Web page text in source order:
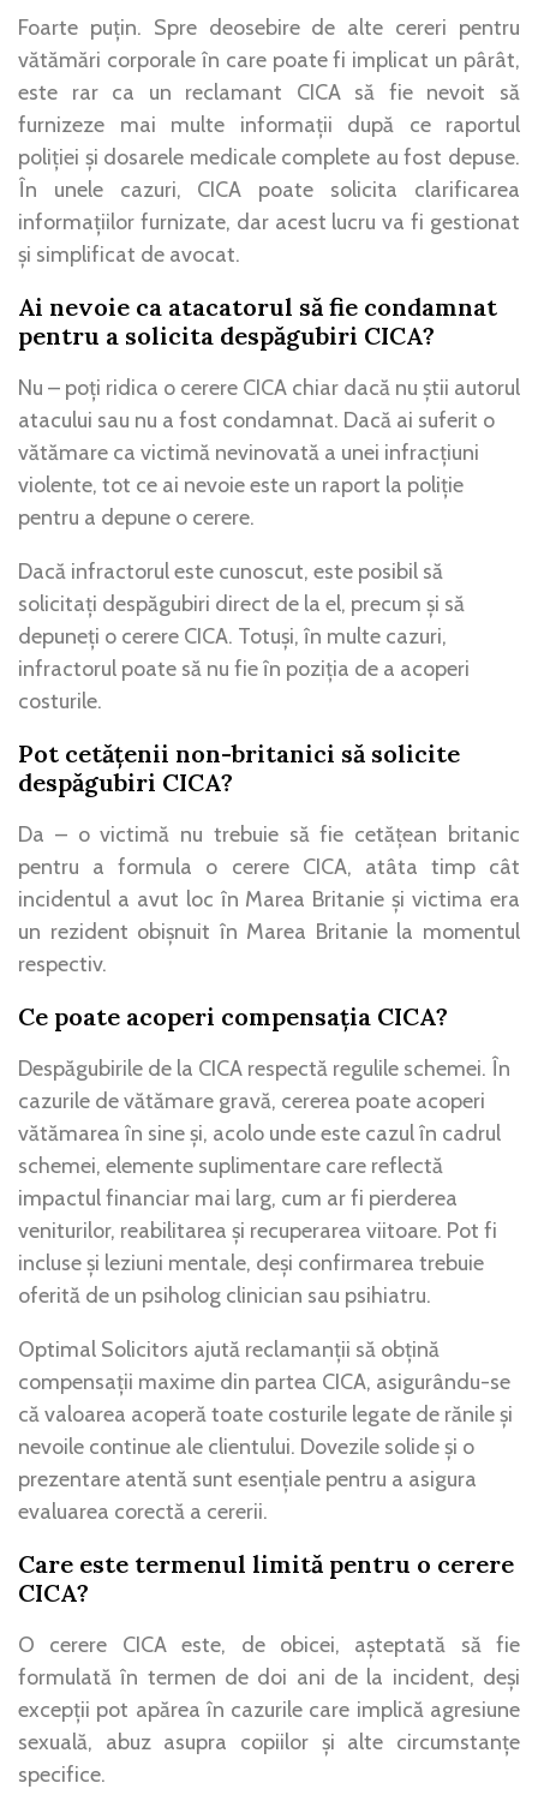
Foarte puțin. Spre deosebire de alte cereri pentru
vătămări corporale în care poate fi implicat un pârât,
este rar ca un reclamant CICA să fie nevoit să
furnizeze mai multe informații după ce raportul
poliției și dosarele medicale complete au fost depuse.
În unele cazuri, CICA poate solicita clarificarea
informațiilor furnizate, dar acest lucru va fi gestionat
și simplificat de avocat.
Ai nevoie ca atacatorul să fie condamnat
pentru a solicita despăgubiri CICA?
Nu – poți ridica o cerere CICA chiar dacă nu știi autorul
atacului sau nu a fost condamnat. Dacă ai suferit o
vătămare ca victimă nevinovată a unei infracțiuni
violente, tot ce ai nevoie este un raport la poliție
pentru a depune o cerere.
Dacă infractorul este cunoscut, este posibil să
solicitați despăgubiri direct de la el, precum și să
depuneți o cerere CICA. Totuși, în multe cazuri,
infractorul poate să nu fie în poziția de a acoperi
costurile.
Pot cetățenii non-britanici să solicite
despăgubiri CICA?
Da – o victimă nu trebuie să fie cetățean britanic
pentru a formula o cerere CICA, atâta timp cât
incidentul a avut loc în Marea Britanie și victima era
un rezident obișnuit în Marea Britanie la momentul
respectiv.
Ce poate acoperi compensația CICA?
Despăgubirile de la CICA respectă regulile schemei. În
cazurile de vătămare gravă, cererea poate acoperi
vătămarea în sine și, acolo unde este cazul în cadrul
schemei, elemente suplimentare care reflectă
impactul financiar mai larg, cum ar fi pierderea
veniturilor, reabilitarea și recuperarea viitoare. Pot fi
incluse și leziuni mentale, deși confirmarea trebuie
oferită de un psiholog clinician sau psihiatru.
Optimal Solicitors ajută reclamanții să obțină
compensații maxime din partea CICA, asigurându-se
că valoarea acoperă toate costurile legate de rănile și
nevoile continue ale clientului. Dovezile solide și o
prezentare atentă sunt esențiale pentru a asigura
evaluarea corectă a cererii.
Care este termenul limită pentru o cerere
CICA?
O cerere CICA este, de obicei, așteptată să fie
formulată în termen de doi ani de la incident, deși
excepții pot apărea în cazurile care implică agresiune
sexuală, abuz asupra copiilor și alte circumstanțe
specifice.